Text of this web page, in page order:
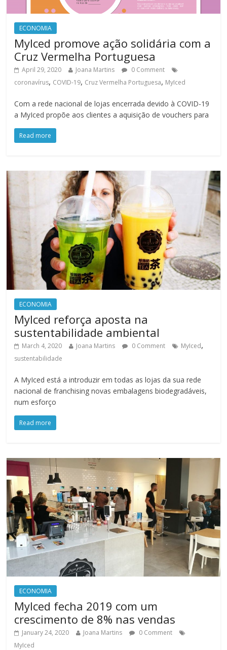
ECONOMIA
MyIced promove ação solidária com a
Cruz Vermelha Portuguesa
April 29, 2020 Joana Martins
0 Comment
coronavírus, COVID-19, Cruz Vermelha Portuguesa, MyIced
Com a rede nacional de lojas encerrada devido à COVID-19
a MyIced propõe aos clientes a aquisição de vouchers para
Read more
ECONOMIA
MyIced reforça aposta na
sustentabilidade ambiental
March 4, 2020 Joana Martins 0 Comment MyIced,
sustentabilidade
A MyIced está a introduzir em todas as lojas da sua rede
nacional de franchising novas embalagens biodegradáveis,
num esforço
Read more
ECONOMIA
MyIced fecha 2019 com um
crescimento de 8% nas vendas
January 24, 2020 Joana Martins
0 Comment
MyIced